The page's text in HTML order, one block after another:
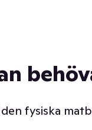
fysiska